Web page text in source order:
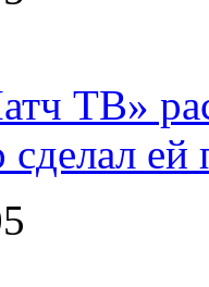
ТВ»
сделал ей